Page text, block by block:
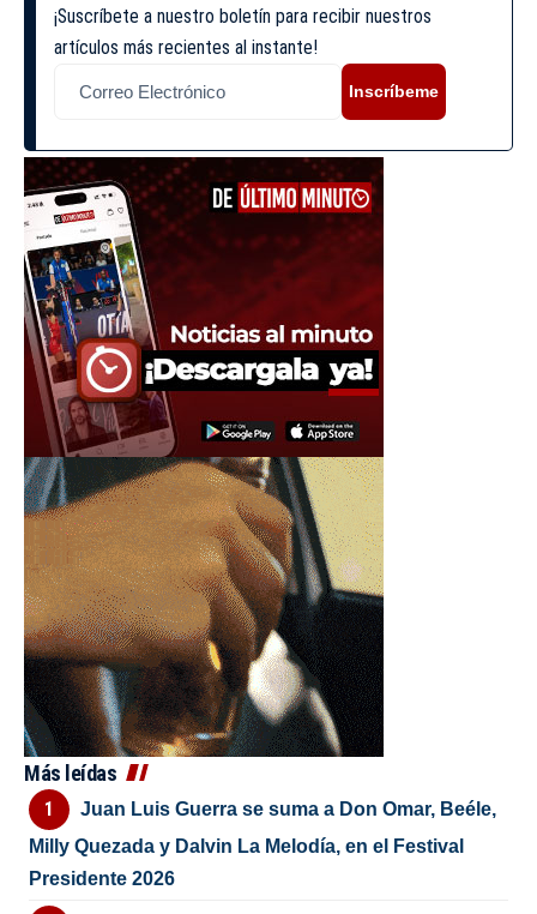
¡Suscríbete a nuestro boletín para recibir nuestros
artículos más recientes al instante!
Inscríbeme
Más leídas
Juan Luis Guerra se suma a Don Omar, Beéle,
Milly Quezada y Dalvin La Melodía, en el Festival
Presidente 2026